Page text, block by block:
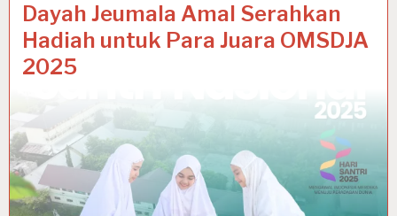
Dayah Jeumala Amal Serahkan
Hadiah untuk Para Juara OMSDJA
2025